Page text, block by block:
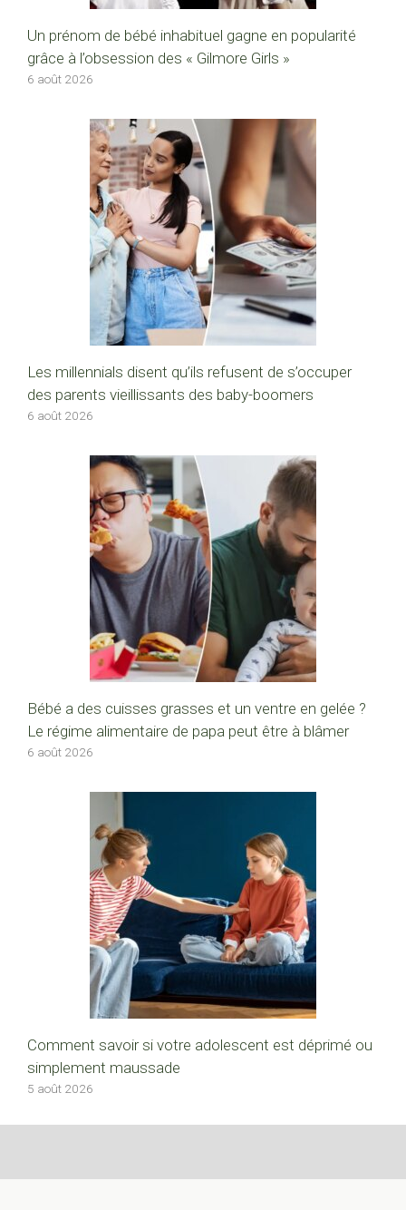
Un prénom de bébé inhabituel gagne en popularité
grâce à l’obsession des « Gilmore Girls »
6 août 2026
Les millennials disent qu’ils refusent de s’occuper
des parents vieillissants des baby-boomers
6 août 2026
Bébé a des cuisses grasses et un ventre en gelée ?
Le régime alimentaire de papa peut être à blâmer
6 août 2026
Comment savoir si votre adolescent est déprimé ou
simplement maussade
5 août 2026